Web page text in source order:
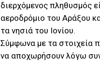
διερχόμενος πληθυσμός
αεροδρόμιο του Αράξου
τα νησιά του Ιονίου.
Σύμφωνα με τα στοιχεία
να αποχωρήσουν λόγω